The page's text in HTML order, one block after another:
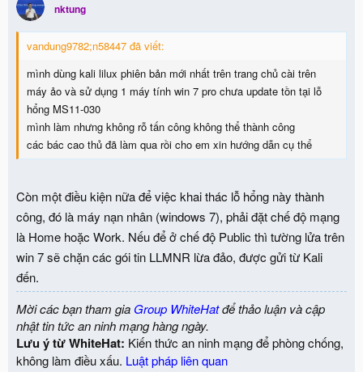
nktung
vandung9782;n58447 đã viết:
mình dùng kali lilux phiên bản mới nhất trên trang chủ cài trên
máy ảo và sử dụng 1 máy tính win 7 pro chưa update tồn tại lỗ
hổng MS11-030
mình làm nhưng không rỗ tấn công không thể thành công
các bác cao thủ đã làm qua rồi cho em xin hướng dẫn cụ thể
Còn một điều kiện nữa để việc khai thác lỗ hổng này thành
công, đó là máy nạn nhân (windows 7), phải đặt chế độ mạng
là Home hoặc Work. Nếu để ở chế độ Public thì tường lửa trên
win 7 sẽ chặn các gói tin LLMNR lừa đảo, được gửi từ Kali
đến.
Mời các bạn tham gia Group WhiteHatđể thảo luận và cập
nhật tin tức an ninh mạng hàng ngày.
Lưu ý từ WhiteHat: Kiến thức an ninh mạng để phòng chống,
không làm điều xấu. Luật pháp liên quan